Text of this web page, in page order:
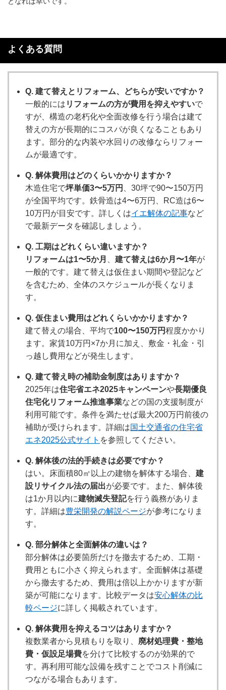
よくある質問
Q. 建て替えとリフォーム、どちらが安いですか？
一般的には リフォームの方が費用を抑えやすいで
すが、構造の老朽化や全面改修を行う場合は建て
替えの方が長期的にコスパが良くなることもあり
ます。部分的な内装や水回りの改修ならリフォー
ムが最適です。
Q. 解体費用はどのくらいかかりますか？
木造住宅で坪単価3〜5万円
、30坪で90〜150万円
が全国平均です。鉄骨造は4〜6万円、RC造は6〜
10万円が目安です。詳しくはイエ解体の記事など
で最新データを確認しましょう。
Q. 工期はどれくらい違いますか？
リフォームは1〜5か月
建て替えは6か月〜1年が
一般的です。建て替えは仮住まい期間や登記など
を含むため、全体のスケジュールが長くなりま
す。
Q. 仮住まい費用はどれくらいかかりますか？
建て替えの場合、平均で100〜150万円程度かかり
ます。家賃10万円×7か月に加え、敷金・礼金・引
っ越し費用などが発生します。
Q. 建て替え時の補助金制度はありますか？
2025年は住宅省エネ2025キャンペーンや長期優良
住宅化リフォーム推進事業などの国の支援制度が
利用可能です。条件を満たせば最大200万円前後の
補助が受けられます。詳細は国土交通省の住宅省
エネ2025公式サイト を参照してください。
Q. 解体後の法的手続きは必要ですか？
はい。床面積80㎡以上の建物を解体する場合、 建
設リサイクル法の届出が必要です。また、解体後
は1か月以内に建物滅失登記を行う義務がありま
す。詳細は豊栄開発の解説ページが参考になりま
す。
Q. 部分解体と全面解体の違いは？
部分解体は必要箇所だけを撤去するため、工期・
費用ともに小さく抑えられます。全面解体は基礎
から撤去するため、費用は倍以上かかりますが新
築が可能になります。比較データは安心解体の比
較ページに詳しく掲載されています。
Q. 解体費用を抑えるコツはありますか？
複数業者から見積もりを取り、 廃材処理費・整地
費・仮設足場費を分けて比較するのが効果的で
す。再利用可能な設備を残すことでコスト削減に
つながる場合もあります。